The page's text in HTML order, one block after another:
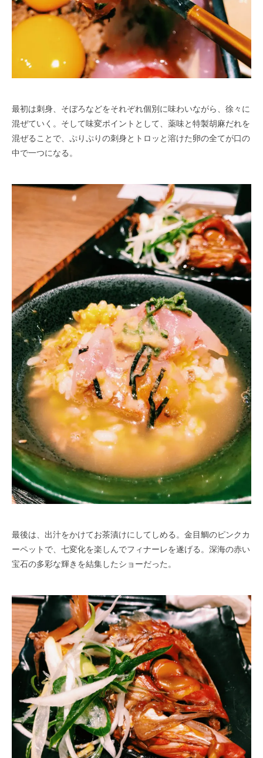
最初は刺身、そぼろなどをそれぞれ個別に味わいながら、徐々に
混ぜていく。そして味変ポイントとして、薬味と特製胡麻だれを
混ぜることで、ぷりぷりの刺身とトロッと溶けた卵の全てが口の
中で一つになる。
最後は、出汁をかけてお茶漬けにしてしめる。金目鯛のピンクカ
ーペットで、七変化を楽しんでフィナーレを遂げる。深海の赤い
宝石の多彩な輝きを結集したショーだった。